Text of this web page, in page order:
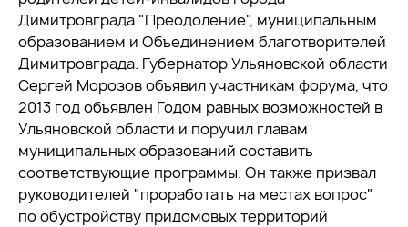
Димитровграда "Преодоление", муниципальным
образованием и Объединением благотворителей
Димитровграда. Губернатор Ульяновской области
Сергей Морозов объявил участникам форума, что
2013 год объявлен Годом равных возможностей в
Ульяновской области и поручил главам
муниципальных образований составить
соответствующие программы. Он также призвал
руководителей "проработать на местах вопрос"
по обустройству придомовых территорий